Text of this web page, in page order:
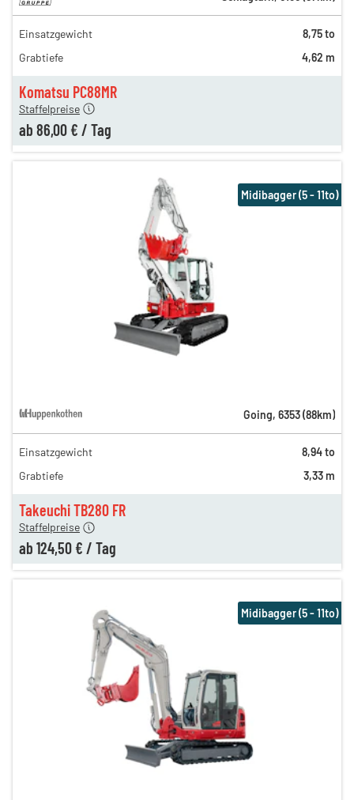
Komatsu PC88MR
247,00 €
168,00 €
Staffelpreise
ab 86,00 € / Tag
Einsatzgewicht
8,75 to
Grabtiefe
4,62 m
Takeuchi TB280 FR
255,00 €
172,00 €
Staffelpreise
ab 124,50 € / Tag
Midibagger (5 - 11to)
Going, 6353(88km)
Einsatzgewicht
8,94 to
Grabtiefe
3,33 m
Midibagger (5 - 11to)